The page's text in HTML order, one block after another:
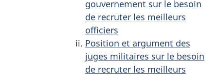
gouvernement sur le besoin
de recruter les meilleurs
officiers
Position et argument des
juges militaires sur le besoin
de recruter les meilleurs